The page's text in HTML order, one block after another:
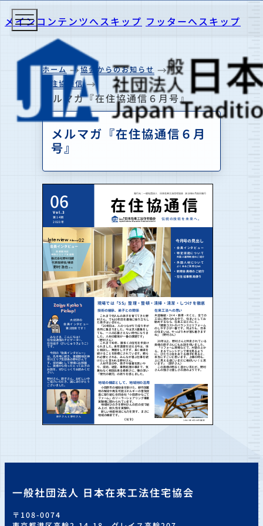
メインコンテンツへスキップ フッターへスキップ
ホーム
協会からのお知らせ
在住協通信
メルマガ『在住協通信６月号』
メルマガ『在住協通信６月
号』
一般社団法人 日本在来工法住宅協会
〒108-0074